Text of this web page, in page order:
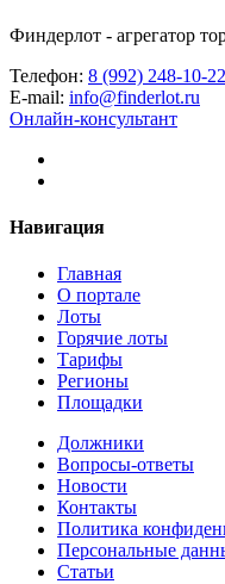
Финдерлот - агрегатор
Телефон: 8 (992) 248-10-
E-mail: info@finderlot.ru
Онлайн-консультант
Навигация
Главная
О портале
Лоты
Горячие лоты
Тарифы
Регионы
Площадки
Должники
Вопросы-ответы
Новости
Контакты
Политика
Персональные
Статьи